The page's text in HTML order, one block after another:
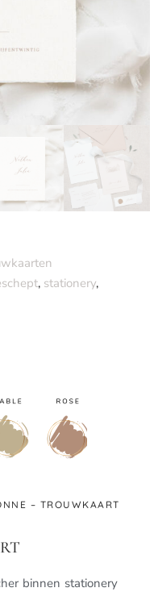
, stationery,
– TROUWKAART
binnen stationery